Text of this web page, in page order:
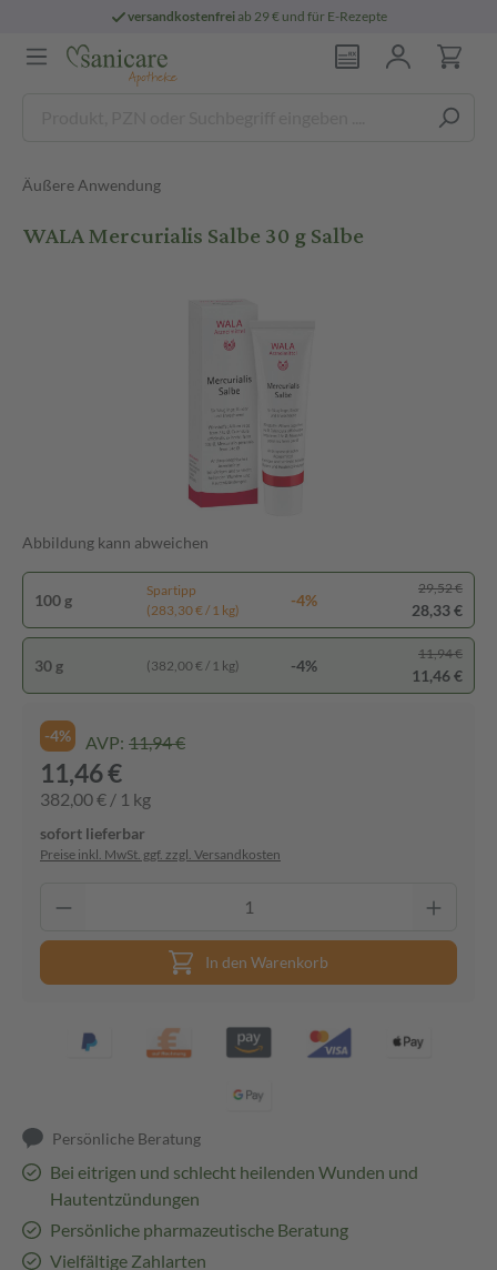
versandkostenfreiab 29 € und für E-Rezepte
Äußere Anwendung
WALA Mercurialis Salbe 30 g Salbe
Abbildung kann abweichen
100 g
Spartipp
(283,30 € / 1 kg)
-4%
29,52 €
28,33 €
30 g (382,00 € / 1 kg) -4%
11,94 €
11,46 €
-4% AVP: 11,94 €
11,46 €
382,00 € / 1 kg
sofort lieferbar
Preise inkl. MwSt. ggf. zzgl. Versandkosten
In den Warenkorb
Persönliche Beratung
Bei eitrigen und schlecht heilenden Wunden und
Hautentzündungen
Persönliche pharmazeutische Beratung
Vielfältige Zahlarten